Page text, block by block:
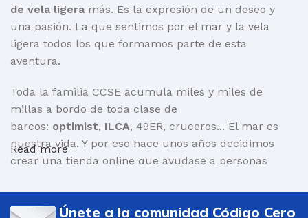
de vela ligera más. Es la expresión de un deseo y
una pasión. La que sentimos por el mar y la vela
ligera todos los que formamos parte de esta
aventura.
Toda la familia CCSE acumula miles y miles de
millas a bordo de toda clase de
barcos: optimist, ILCA, 49ER, cruceros... El mar es
nuestra vida. Y por eso hace unos años decidimos
crear una tienda online que ayudase a personas
para salir a navegar.
Read more
Únete a la comunidad Código Cero